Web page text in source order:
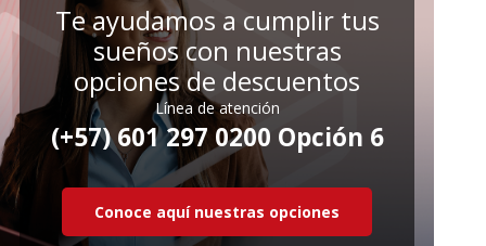
Te ayudamos a cumplir tus
sueños con nuestras
opciones de descuentos
Línea de atención
(+57) 601 297 0200 Opción 6
Conoce aquí nuestras opciones